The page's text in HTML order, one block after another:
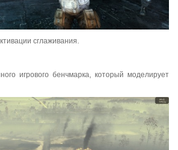
сглаживания.
игрового бенчмарка, который моделирует